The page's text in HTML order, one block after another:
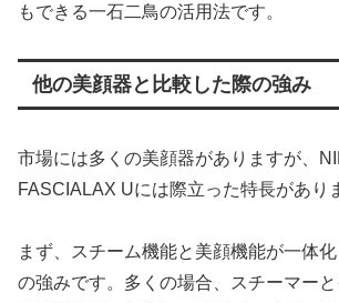
もできる一石二鳥の活用法です。
他の美顔器と比較した際の強み
市場には多くの美顔器がありますが、
FASCIALAX Uには際立った特長があり
まず、スチーム機能と美顔機能が一体
の強みです。多くの場合、スチーマーと